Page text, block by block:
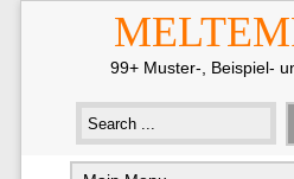
99+ Muster-, Beispiel-